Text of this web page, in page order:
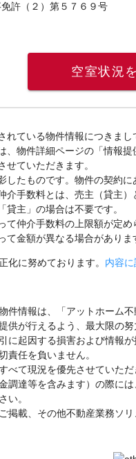
許（２）第５７６９号
空室状況
れている物件情報につきま
、物件詳細ページの「情報
せていただきます。
したものです。物件の契約
介手数料とは、売主（貸主
主」の場合は不要です。
て仲介手数料の上限額が定め
て金額が異なる場合があり
化に努めております。 内容
件情報は、「アットホーム
供が行えるよう、最大限の
に起因する損害および情報
責任を負いません。
べて現況を優先させていただ
調達等を含みます）の際に
い。
掲載、その他不動産業務ソ